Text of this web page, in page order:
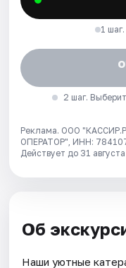
1
2 шаг.
Реклама. ООО
ОПЕРАТОР", ИНН:
Действует до 31
Об
Наши уютные